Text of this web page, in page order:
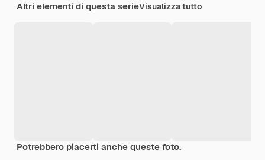
Altri elementi di questa serieVisualizza tutto
Potrebbero piacerti anche queste foto.